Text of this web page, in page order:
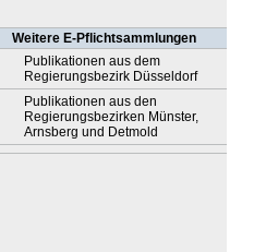
Weitere E-Pflichtsammlungen
Publikationen aus dem
Regierungsbezirk Düsseldorf
Publikationen aus den
Regierungsbezirken Münster,
Arnsberg und Detmold